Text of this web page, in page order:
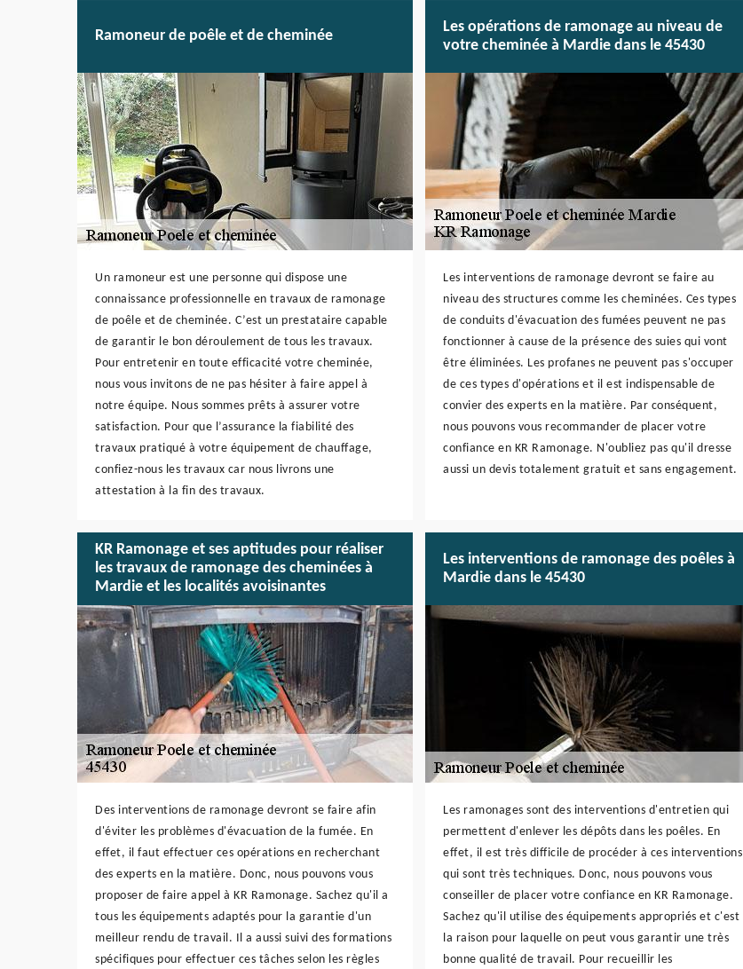
Ramoneur de poêle et de cheminée
Un ramoneur est une personne qui dispose une
connaissance professionnelle en travaux de ramonage
de poêle et de cheminée. C’est un prestataire capable
de garantir le bon déroulement de tous les travaux.
Pour entretenir en toute efficacité votre cheminée,
nous vous invitons de ne pas hésiter à faire appel à
notre équipe. Nous sommes prêts à assurer votre
satisfaction. Pour que l’assurance la fiabilité des
travaux pratiqué à votre équipement de chauffage,
confiez-nous les travaux car nous livrons une
attestation à la fin des travaux.
Les opérations de ramonage au niveau de
votre cheminée à Mardie dans le 45430
Les interventions de ramonage devront se faire au
niveau des structures comme les cheminées. Ces types
de conduits d'évacuation des fumées peuvent ne pas
fonctionner à cause de la présence des suies qui vont
être éliminées. Les profanes ne peuvent pas s'occuper
de ces types d'opérations et il est indispensable de
convier des experts en la matière. Par conséquent,
nous pouvons vous recommander de placer votre
confiance en KR Ramonage. N'oubliez pas qu'il dresse
aussi un devis totalement gratuit et sans engagement.
KR Ramonage et ses aptitudes pour réaliser
les travaux de ramonage des cheminées à
Mardie et les localités avoisinantes
Des interventions de ramonage devront se faire afin
d'éviter les problèmes d'évacuation de la fumée. En
effet, il faut effectuer ces opérations en recherchant
des experts en la matière. Donc, nous pouvons vous
proposer de faire appel à KR Ramonage. Sachez qu'il a
tous les équipements adaptés pour la garantie d'un
meilleur rendu de travail. Il a aussi suivi des formations
spécifiques pour effectuer ces tâches selon les règles
Les interventions de ramonage des poêles à
Mardie dans le 45430
Les ramonages sont des interventions d'entretien qui
permettent d'enlever les dépôts dans les poêles. En
effet, il est très difficile de procéder à ces interventions
qui sont très techniques. Donc, nous pouvons vous
conseiller de placer votre confiance en KR Ramonage.
Sachez qu'il utilise des équipements appropriés et c'est
la raison pour laquelle on peut vous garantir une très
bonne qualité de travail. Pour recueillir les